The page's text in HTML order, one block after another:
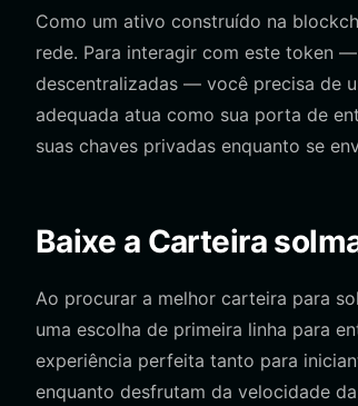
Como um ativo construído na
rede. Para interagir com este token
descentralizadas — você precisa de
adequada atua como sua porta de
suas chaves privadas enquanto se
Baixe a Carteira
Ao procurar a melhor carteira para
uma escolha de primeira linha para
experiência perfeita tanto para
enquanto desfrutam da velocidade